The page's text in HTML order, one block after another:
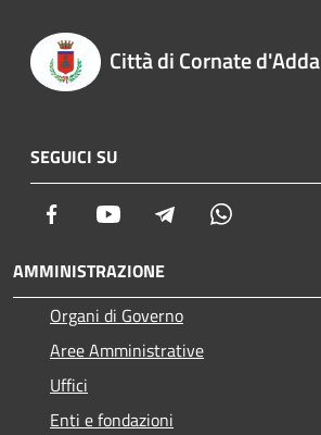
Città di Cornate d'Adda
SEGUICI SU
Facebook Youtube Telegram
AMMINISTRAZIONE
Organi di Governo
Aree Amministrative
Uffici
Enti e fondazioni